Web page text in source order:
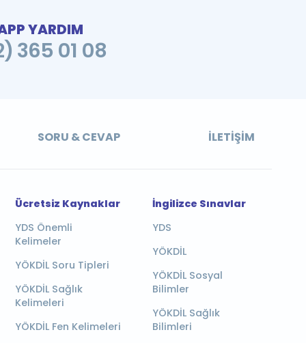
YARDIM
365 01 08
SORU & CEVAP İLETIŞIM
Ücretsiz Kaynaklar
YDS Önemli
Kelimeler
YÖKDİL Soru Tipleri
YÖKDİL Sağlık
Kelimeleri
YÖKDİL Fen Kelimeleri
İngilizce Sınavlar
YDS
YÖKDİL
YÖKDİL Sosyal
Bilimler
YÖKDİL Sağlık
Bilimleri